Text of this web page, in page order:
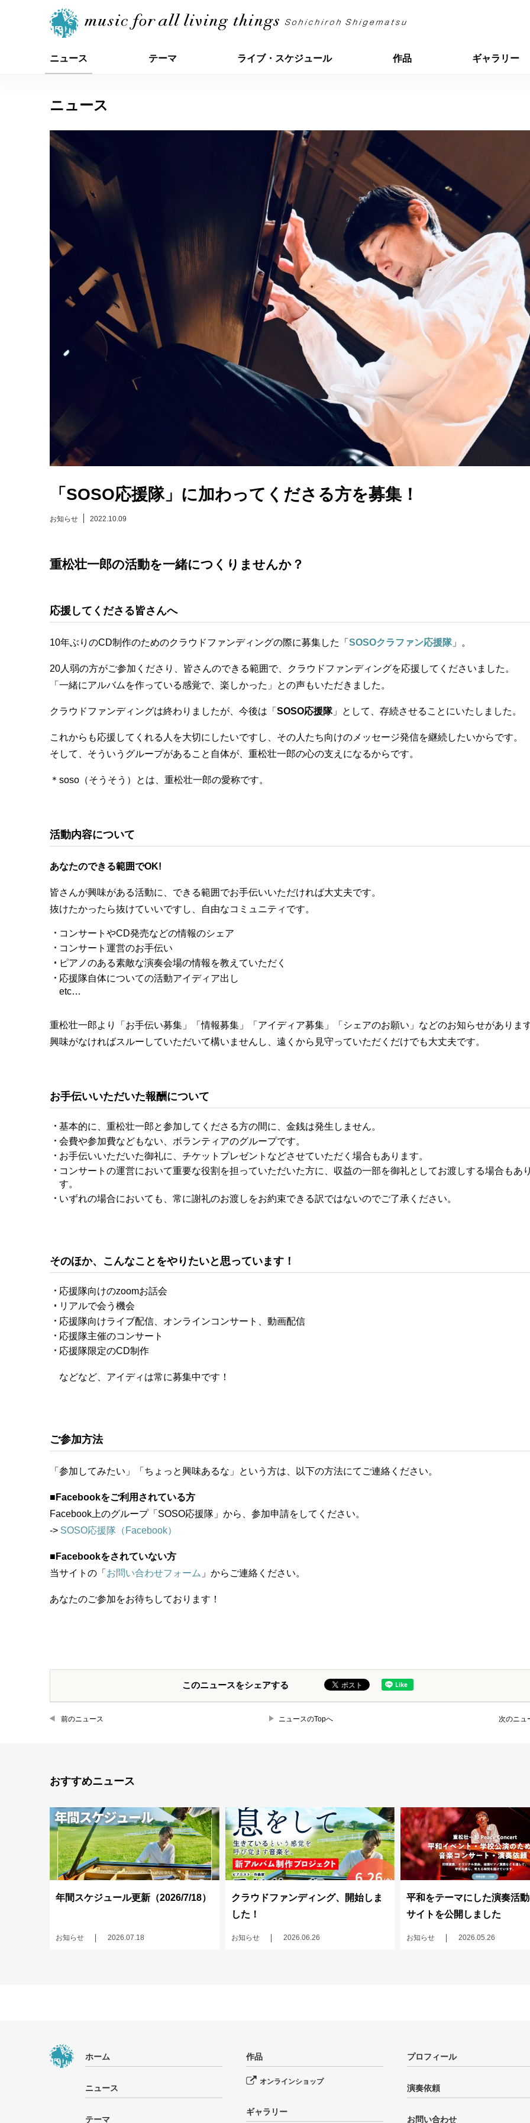
ニュース テーマ ライブ・スケジュール 作品 ギャラリー
ニュース
「SOSO応援隊」に加わってくださる方を募集！
お知らせ 2022.10.09
重松壮一郎の活動を一緒につくりませんか？
応援してくださる皆さんへ
10年ぶりのCD制作のためのクラウドファンディングの際に募集した「 SOSOクラファン応援隊」。
20人弱の方がご参加くださり、皆さんのできる範囲で、クラウドファンディングを応援してくださいました。
「一緒にアルバムを作っている感覚で、楽しかった」との声もいただきました。
クラウドファンディングは終わりましたが、今後は「 SOSO応援隊」として、存続させることにいたしました。
これからも応援してくれる人を大切にしたいですし、その人たち向けのメッセージ発信を継続したいからです。
そして、そういうグループがあること自体が、重松壮一郎の心の支えになるからです。
＊soso（そうそう）とは、重松壮一郎の愛称です。
活動内容について
あなたのできる範囲でOK!
皆さんが興味がある活動に、できる範囲でお手伝いいただければ大丈夫です。
抜けたかったら抜けていいですし、自由なコミュニティです。
コンサートやCD発売などの情報のシェア
コンサート運営のお手伝い
ピアノのある素敵な演奏会場の情報を教えていただく
応援隊自体についての活動アイディア出し
etc…
重松壮一郎より「お手伝い募集」「情報募集」「アイディア募集」「シェアのお願い」などのお知らせがありま
興味がなければスルーしていただいて構いませんし、遠くから見守っていただくだけでも大丈夫です。
お手伝いいただいた報酬について
基本的に、重松壮一郎と参加してくださる方の間に、金銭は発生しません。
会費や参加費などもない、ボランティアのグループです。
お手伝いいただいた御礼に、チケットプレゼントなどさせていただく場合もあります。
コンサートの運営において重要な役割を担っていただいた方に、収益の一部を御礼としてお渡しする場合もあ
す。
いずれの場合においても、常に謝礼のお渡しをお約束できる訳ではないのでご了承ください。
そのほか、こんなことをやりたいと思っています！
応援隊向けのzoomお話会
リアルで会う機会
応援隊向けライブ配信、オンラインコンサート、動画配信
応援隊主催のコンサート
応援隊限定のCD制作
などなど、アイディは常に募集中です！
ご参加方法
「参加してみたい」「ちょっと興味あるな」という方は、以下の方法にてご連絡ください。
■ Facebookをご利用されている方
Facebook上のグループ「SOSO応援隊」から、参加申請をしてください。
-> SOSO応援隊（Facebook）
■ Facebookをされていない方
当サイトの「 お問い合わせフォーム 」からご連絡ください。
あなたのご参加をお待ちしております！
このニュースをシェアする
前のニュース ニュースのTopへ 次のニュ
おすすめニュース
年間スケジュール更新（2026/7/18）
お知らせ 2026.07.18
クラウドファンディング、開始しま
した！
お知らせ 2026.06.26
平和をテーマにした演奏活
サイトを公開しました
お知らせ 2026.05.26
ホーム
ニュース
テーマ
作品
オンラインショップ
ギャラリー
プロフィール
演奏依頼
お問い合わせ